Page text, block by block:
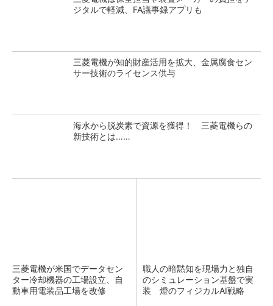
ジタルで軽減、FA議事録アプリも
三菱電機が知的財産活用を拡大、金属腐食セン
サー技術のライセンス供与
海水から脱炭素で資源を獲得！ 三菱電機らの
新技術とは……
三菱電機が米国でデータセン
ター冷却機器の工場設立、自
動車用電装品工場を改修
職人の暗黙知を現場力と独自
のシミュレーション基盤で実
装 燈のフィジカルAI戦略